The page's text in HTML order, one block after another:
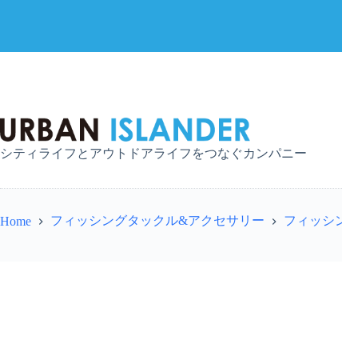
へ
ス
ッ
シティライフとアウトドアライフをつなぐカンパニー
Home フィッシングタックル&アクセサリー フィッシ